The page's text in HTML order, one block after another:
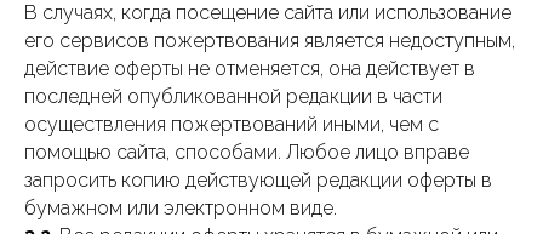
В случаях, когда посещение сайта или использование
его сервисов пожертвования является недоступным,
действие оферты не отменяется, она действует в
последней опубликованной редакции в части
осуществления пожертвований иными, чем с
помощью сайта, способами. Любое лицо вправе
запросить копию действующей редакции оферты в
бумажном или электронном виде.